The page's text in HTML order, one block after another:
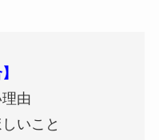
由
いこと